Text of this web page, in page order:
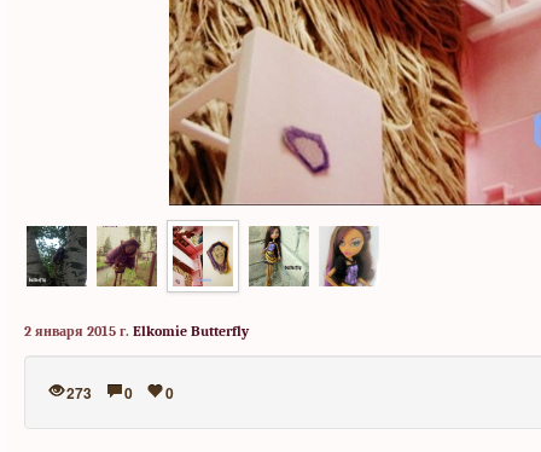
2 января 2015 г. Elkomie Butterfly
273 0 0